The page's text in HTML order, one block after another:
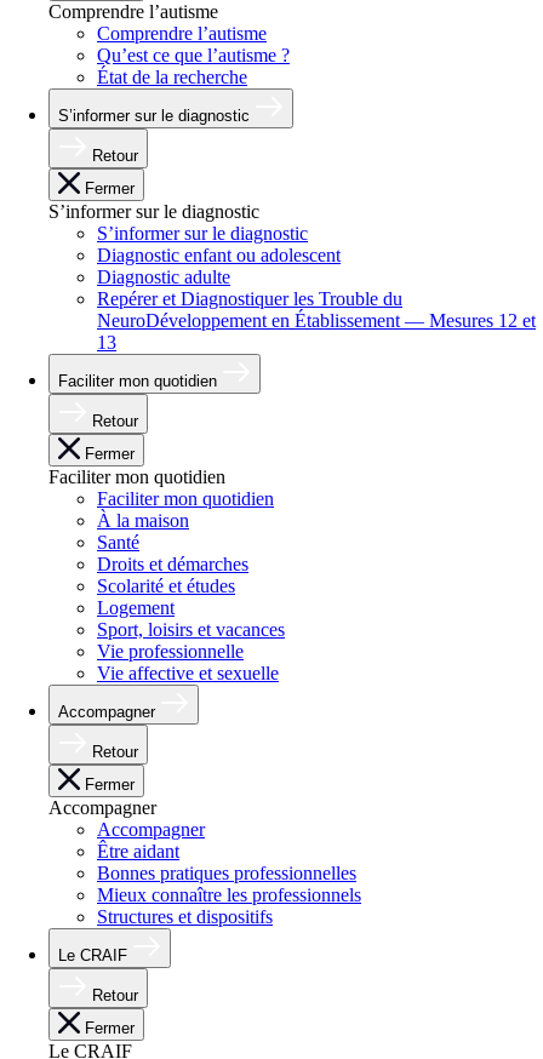
Comprendre l’autisme
Comprendre l’autisme
Qu’est ce que l’autisme ?
État de la recherche
S’informer sur le diagnostic
Retour
Fermer
S’informer sur le diagnostic
S’informer sur le diagnostic
Diagnostic enfant ou adolescent
Diagnostic adulte
Repérer et Diagnostiquer les Trouble du
NeuroDéveloppement en Établissement — Mesures 12 et
13
Faciliter mon quotidien
Retour
Fermer
Faciliter mon quotidien
Faciliter mon quotidien
À la maison
Santé
Droits et démarches
Scolarité et études
Logement
Sport, loisirs et vacances
Vie professionnelle
Vie affective et sexuelle
Accompagner
Retour
Fermer
Accompagner
Accompagner
Être aidant
Bonnes pratiques professionnelles
Mieux connaître les professionnels
Structures et dispositifs
Le CRAIF
Retour
Fermer
Le CRAIF